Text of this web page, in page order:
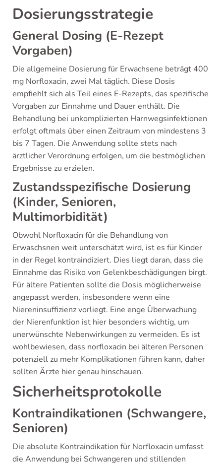
Dosierungsstrategie
General Dosing (E-Rezept
Vorgaben)
Die allgemeine Dosierung für Erwachsene beträgt 400
mg Norfloxacin, zwei Mal täglich. Diese Dosis
empfiehlt sich als Teil eines E-Rezepts, das spezifische
Vorgaben zur Einnahme und Dauer enthält. Die
Behandlung bei unkomplizierten Harnwegsinfektionen
erfolgt oftmals über einen Zeitraum von mindestens 3
bis 7 Tagen. Die Anwendung sollte stets nach
ärztlicher Verordnung erfolgen, um die bestmöglichen
Ergebnisse zu erzielen.
Zustandsspezifische Dosierung
(Kinder, Senioren,
Multimorbidität)
Obwohl Norfloxacin für die Behandlung von
Erwaschsnen weit unterschätzt wird, ist es für Kinder
in der Regel kontraindiziert. Dies liegt daran, dass die
Einnahme das Risiko von Gelenkbeschädigungen birgt.
Für ältere Patienten sollte die Dosis möglicherweise
angepasst werden, insbesondere wenn eine
Niereninsuffizienz vorliegt. Eine enge Überwachung
der Nierenfunktion ist hier besonders wichtig, um
unerwünschte Nebenwirkungen zu vermeiden. Es ist
wohlbewiesen, dass norfloxacin bei älteren Personen
potenziell zu mehr Komplikationen führen kann, daher
sollten Ärzte hier genau hinschauen.
Sicherheitsprotokolle
Kontraindikationen (Schwangere,
Senioren)
Die absolute Kontraindikation für Norfloxacin umfasst
die Anwendung bei Schwangeren und stillenden